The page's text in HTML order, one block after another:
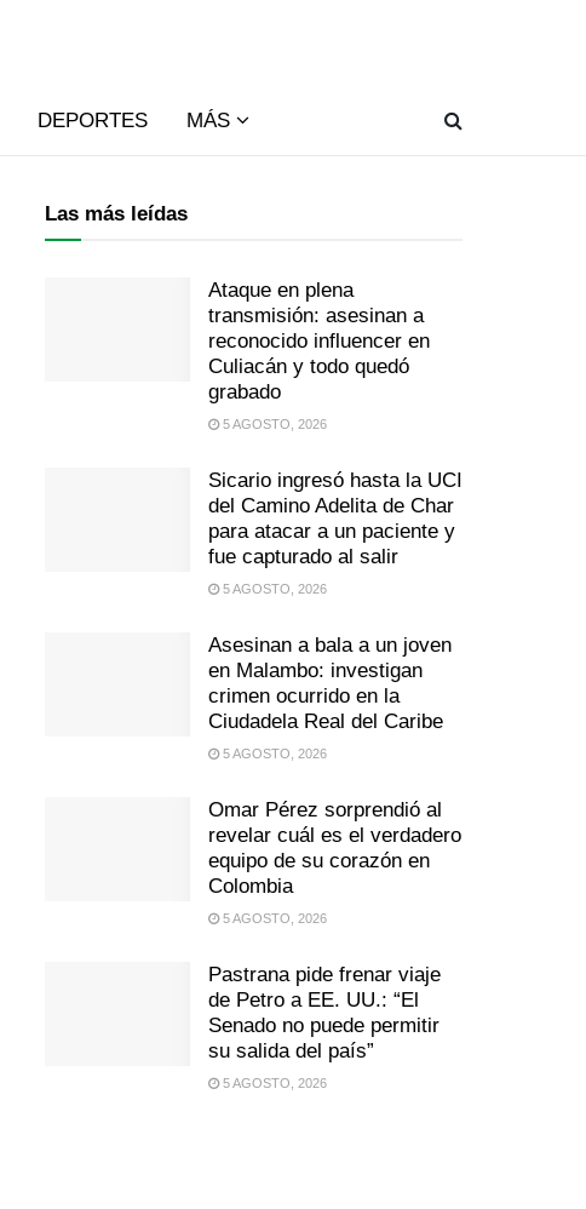
DEPORTES MÁS
Las más leídas
Ataque en plena
transmisión: asesinan a
reconocido influencer en
Culiacán y todo quedó
grabado
5 AGOSTO, 2026
Sicario ingresó hasta la UCI
del Camino Adelita de Char
para atacar a un paciente y
fue capturado al salir
5 AGOSTO, 2026
Asesinan a bala a un joven
en Malambo: investigan
crimen ocurrido en la
Ciudadela Real del Caribe
5 AGOSTO, 2026
Omar Pérez sorprendió al
revelar cuál es el verdadero
equipo de su corazón en
Colombia
5 AGOSTO, 2026
Pastrana pide frenar viaje
de Petro a EE. UU.: “El
Senado no puede permitir
su salida del país”
5 AGOSTO, 2026